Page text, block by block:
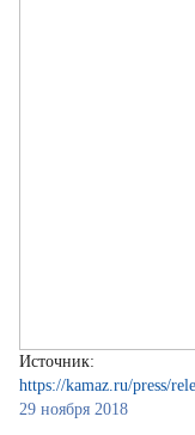
Источник:
https://kamaz.ru/press/
29 ноября 2018